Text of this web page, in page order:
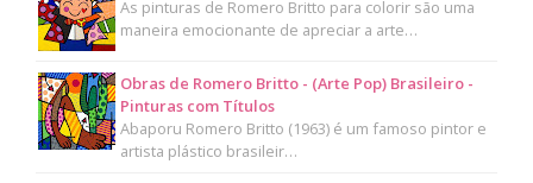
As pinturas de Romero Britto para colorir são uma
maneira emocionante de apreciar a arte…
Obras de Romero Britto - (Arte Pop) Brasileiro -
Pinturas com Títulos
Abaporu Romero Britto (1963) é um famoso pintor e
artista plástico brasileir…